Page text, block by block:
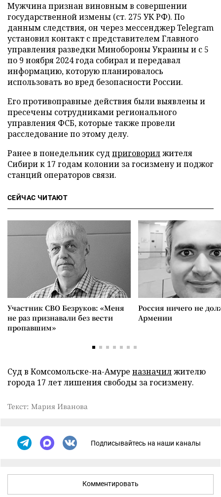
Мужчина признан виновным в совершении
государственной измены (ст. 275 УК РФ). По
данным следствия, он через мессенджер Telegram
установил контакт с представителем Главного
управления разведки Минобороны Украины и с 5
по 9 ноября 2024 года собирал и передавал
информацию, которую планировалось
использовать во вред безопасности России.
Его противоправные действия были выявлены и
пресечены сотрудниками регионального
управления ФСБ, которые также провели
расследование по этому делу.
Ранее в понедельник суд приговорилжителя
Сибири к 17 годам колонии за госизмену и поджог
станций операторов связи.
СЕЙЧАС ЧИТАЮТ
Участник СВО Безруков: «Меня
не раз признавали без вести
пропавшим»
Россия ничего не
Армении
Суд в Комсомольске-на-Амуре назначилжителю
города 17 лет лишения свободы за госизмену.
Текст: Мария Иванова
Подписывайтесь на наши каналы
Комментировать